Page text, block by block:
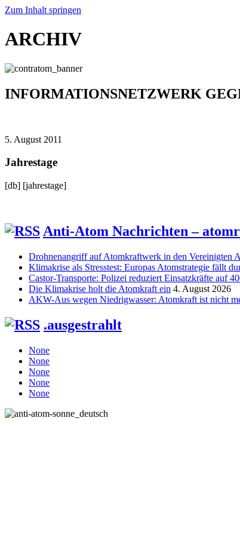
Zum Inhalt springen
ARCHIV
INFORMATIONSNETZWERK
5. August 2011
Jahrestage
[db] [jahrestage]
Anti-Atom Nachrichten –
Drohnenangriff auf Atomkraftwerk in den Vereinigten
Klimakrise als Stresstest: Europas Atomstrategie fällt
Castor-Transporte: Polizei reduziert Einsatzkräfte auf
Die Klimakrise holt die Atomkraft ein 4. August 2026
AKW-Aus wegen Niedrigwasser: Atomkraft ist nicht
.ausgestrahlt
None
None
None
None
None